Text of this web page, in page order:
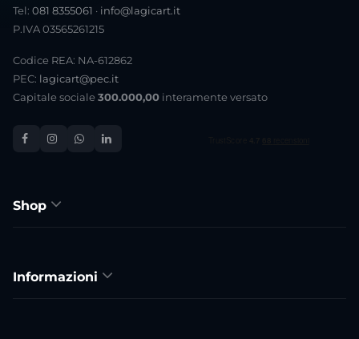
Tel: 081 8355061 · info@lagicart.it
P.IVA 03565261215
Codice REA: NA-612862
PEC: lagicart@pec.it
Capitale sociale 300.000,00 interamente versato
Shop
Informazioni